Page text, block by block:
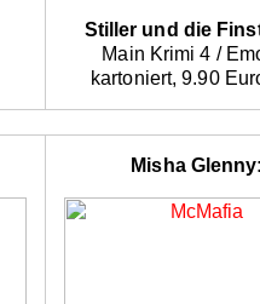
Stiller und die
Main Krimi 4 /
kartoniert, 9.90
Misha